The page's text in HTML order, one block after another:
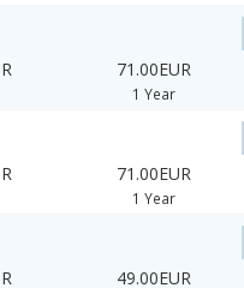
71.00EUR
1 Year
71.00EUR
1 Year
49.00EUR